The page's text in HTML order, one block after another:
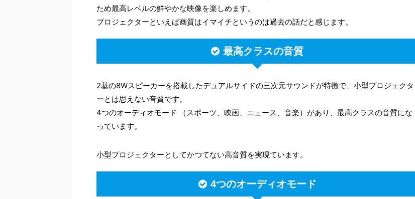
ため最高レベルの鮮やかな映像を楽しめます。
プロジェクターといえば画質はイマイチというのは過去の話だと感じます。
最高クラスの音質
2基の8Wスピーカーを搭載したデュアルサイドの三次元サウンドが特徴で、小型プロジェクタ
ーとは思えない音質です。
4つのオーディオモード （スポーツ、映画、ニュース、音楽）があり、最高クラスの音質にな
っています。
小型プロジェクターとしてかつてない高音質を実現ています。
4つのオーディオモード